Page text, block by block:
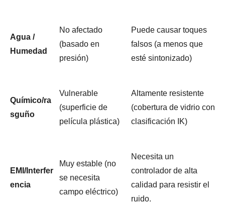
Agua /
Humedad
No afectado
(basado en
presión)
Puede causar toques
falsos (a menos que
esté sintonizado)
Químico/ra
sguño
Vulnerable
(superficie de
película plástica)
Altamente resistente
(cobertura de vidrio con
clasificación IK)
EMI/Interfer
encia
Muy estable (no
se necesita
campo eléctrico)
Necesita un
controlador de alta
calidad para resistir el
ruido.